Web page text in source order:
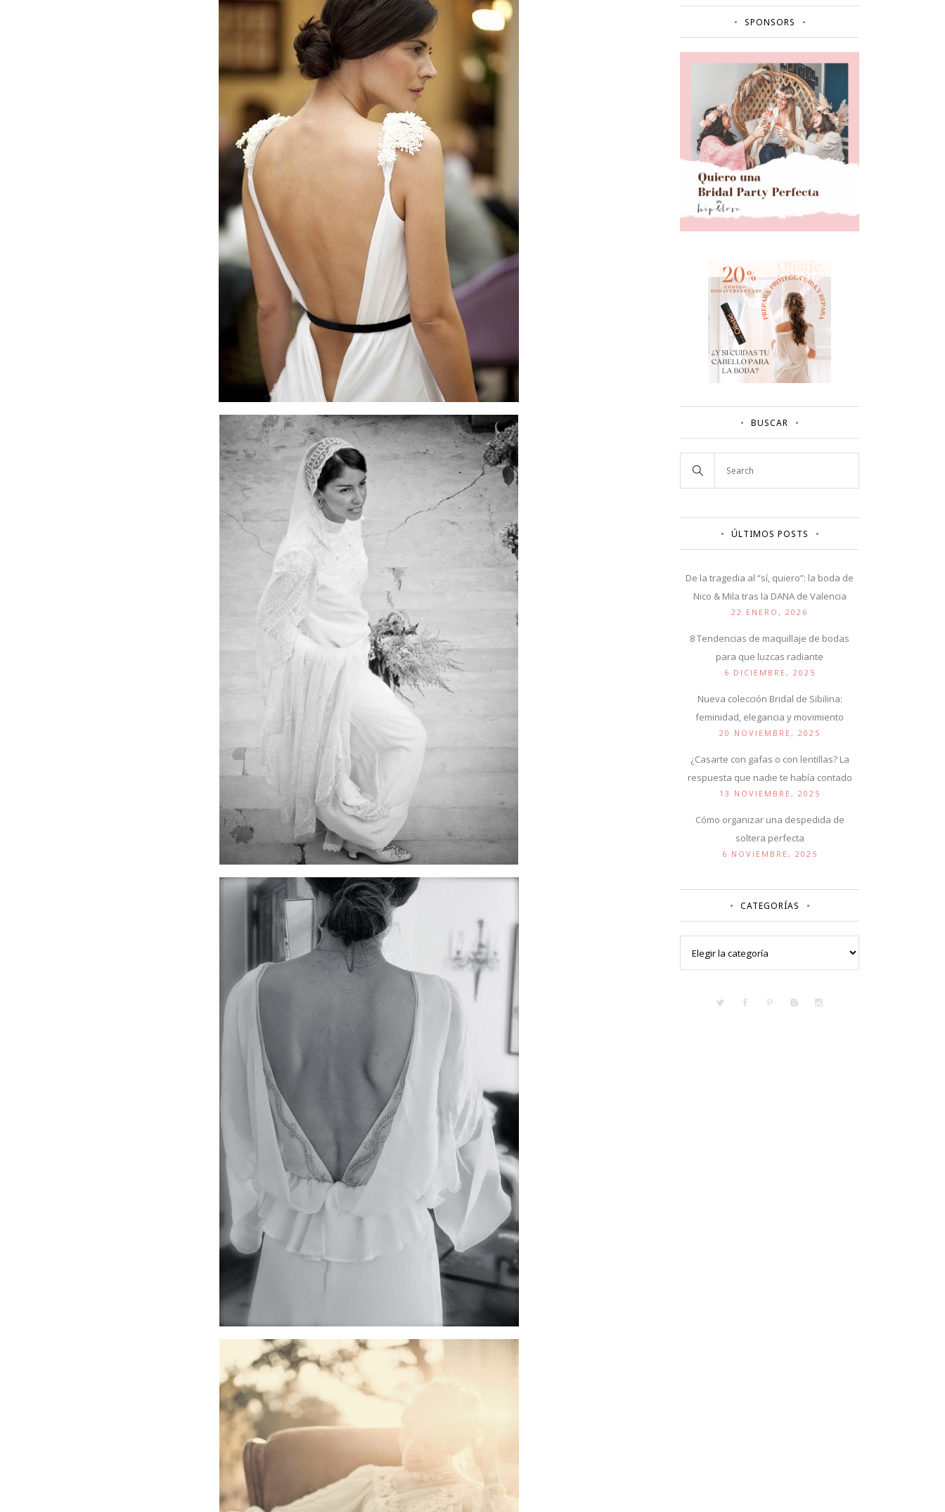
SPONSORS
BUSCAR
ÚLTIMOS POSTS
De la tragedia al “sí, quiero”: la boda de
Nico & Mila tras la DANA de Valencia
22 ENERO, 2026
8 Tendencias de maquillaje de bodas
para que luzcas radiante
6 DICIEMBRE, 2025
Nueva colección Bridal de Sibilina:
feminidad, elegancia y movimiento
20 NOVIEMBRE, 2025
¿Casarte con gafas o con lentillas? La
respuesta que nadie te había contado
13 NOVIEMBRE, 2025
Cómo organizar una despedida de
soltera perfecta
6 NOVIEMBRE, 2025
CATEGORÍAS